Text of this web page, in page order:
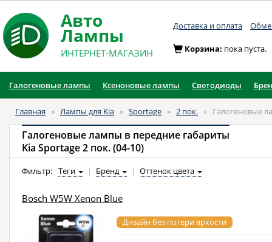
Авто
Лампы
ИНТЕРНЕТ-МАГАЗИН
Доставка и оплата
Корзина: пока пуста.
Галогеновые лампы Ксеноновые лампы Светодиоды
Главная » Лампы для Kia » Sportage » 2 пок. » Галогеновые
Галогеновые лампы в передние габариты
Kia Sportage 2 пок. (04-10)
Фильтр: Теги | Бренд | Оттенок цвета
Bosch W5W Xenon Blue
Дизайн без потери яркости